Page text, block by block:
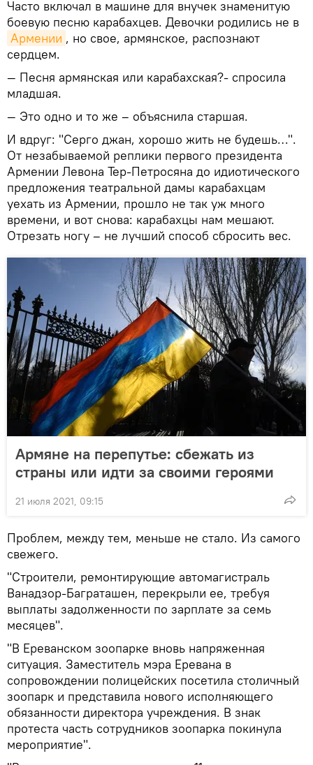
Часто включал в машине для внучек знаменитую
боевую песню карабахцев. Девочки родились не в
Армении , но свое, армянское, распознают
сердцем.
— Песня армянская или карабахская?- спросила
младшая.
— Это одно и то же – объяснила старшая.
И вдруг: "Серго джан, хорошо жить не будешь…".
От незабываемой реплики первого президента
Армении Левона Тер-Петросяна до идиотического
предложения театральной дамы карабахцам
уехать из Армении, прошло не так уж много
времени, и вот снова: карабахцы нам мешают.
Отрезать ногу – не лучший способ сбросить вес.
Армяне на перепутье: сбежать из
страны или идти за своими героями
21 июля 2021, 09:15
Проблем, между тем, меньше не стало. Из самого
свежего.
"Строители, ремонтирующие автомагистраль
Ванадзор-Баграташен, перекрыли ее, требуя
выплаты задолженности по зарплате за семь
месяцев".
"В Ереванском зоопарке вновь напряженная
ситуация. Заместитель мэра Еревана в
сопровождении полицейских посетила столичный
зоопарк и представила нового исполняющего
обязанности директора учреждения. В знак
протеста часть сотрудников зоопарка покинула
мероприятие".